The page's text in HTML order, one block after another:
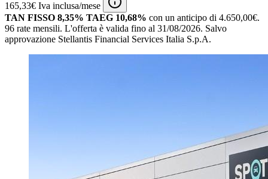
165,33€ Iva inclusa/mese
TAN FISSO 8,35% TAEG 10,68% con un anticipo di 4.650,00€.
96 rate mensili. L'offerta è valida fino al 31/08/2026. Salvo
approvazione Stellantis Financial Services Italia S.p.A.